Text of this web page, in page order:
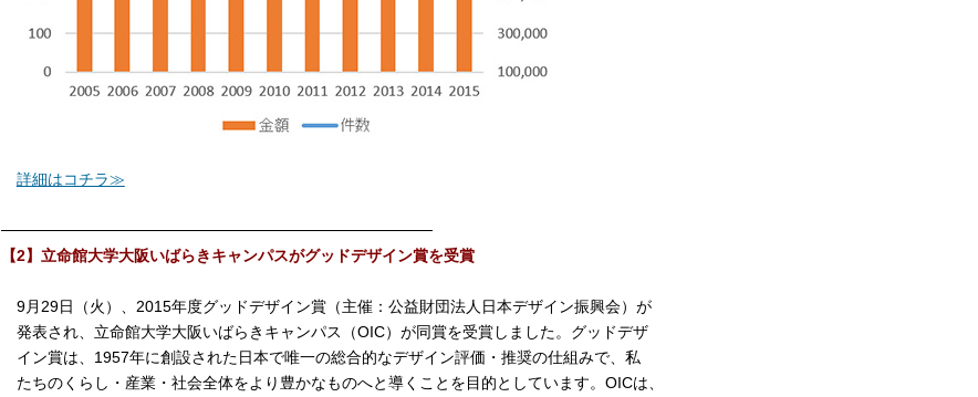
詳細はコチラ≫
───────────────────────────────────────
【2】立命館大学大阪いばらきキャンパスがグッドデザイン賞を受賞
9月29日（火）、2015年度グッドデザイン賞（主催：公益財団法人日本デザイン振興会）が
発表され、立命館大学大阪いばらきキャンパス（OIC）が同賞を受賞しました。グッドデザ
イン賞は、1957年に創設された日本で唯一の総合的なデザイン評価・推奨の仕組みで、私
たちのくらし・産業・社会全体をより豊かなものへと導くことを目的としています。OICは、